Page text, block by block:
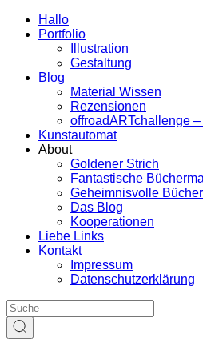
Hallo
Portfolio
Illustration
Gestaltung
Blog
Material Wissen
Rezensionen
offroadARTchallenge
Kunstautomat
About
Goldener Strich
Fantastische
Geheimnisvolle
Das Blog
Kooperationen
Liebe Links
Kontakt
Impressum
Datenschutzerklärung